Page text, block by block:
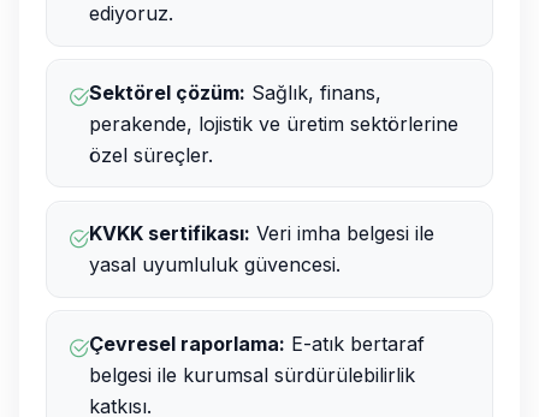
ediyoruz.
Sektörel çözüm: Sağlık, finans,
perakende, lojistik ve üretim sektörlerine
özel süreçler.
KVKK sertifikası: Veri imha belgesi ile
yasal uyumluluk güvencesi.
Çevresel raporlama: E-atık bertaraf
belgesi ile kurumsal sürdürülebilirlik
katkısı.